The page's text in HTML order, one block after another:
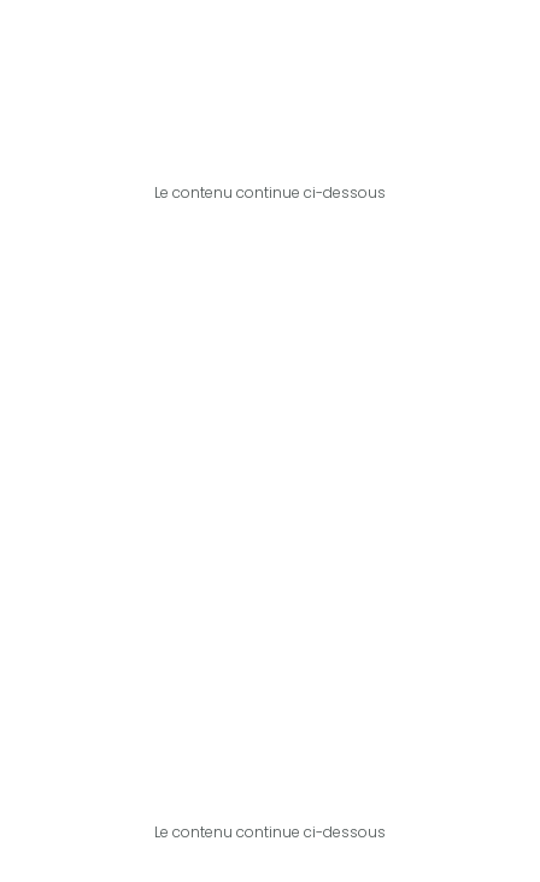
Le contenu continue ci-dessous
Le contenu continue ci-dessous